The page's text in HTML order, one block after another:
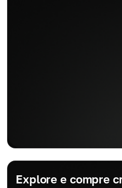
Explore e compre